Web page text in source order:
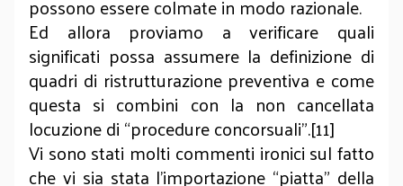
possono essere colmate in modo razionale.
Ed allora proviamo a verificare quali
significati possa assumere la definizione di
quadri di ristrutturazione preventiva e come
questa si combini con la non cancellata
locuzione di “procedure concorsuali”.[11]
Vi sono stati molti commenti ironici sul fatto
che vi sia stata l’importazione “piatta” della